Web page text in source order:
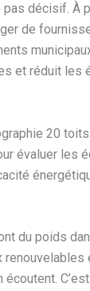
pas décisif. À
de
et réduit les
20
évaluer les
du poids